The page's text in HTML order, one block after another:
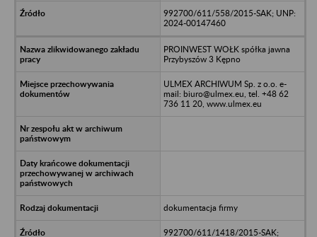
992700/611/558/2015-SAK; UNP:
2024-00147460
PROINWEST WOŁK spółka jawna
Przybyszów 3 Kępno
ULMEX ARCHIWUM Sp. z o.o. e-
mail: biuro@ulmex.eu, tel. +48 62
736 11 20, www.ulmex.eu
dokumentacja firmy
992700/611/1418/2015-SAK;